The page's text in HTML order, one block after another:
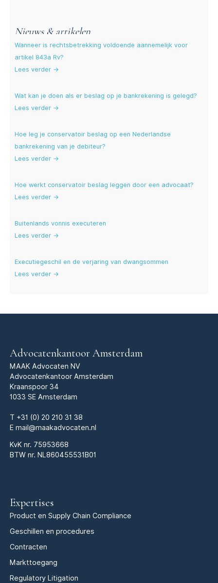
Nieuws & artikelen
Wanneer is rechtsbetrekking voldoende aannemelijk voor
artikel 843a Rv?
Lees verder →
Wat kan je doen als er beslag op je bankrekening is gelegd?
Lees verder →
Hoe leg je conservatoir beslag op een Nederlandse
bankrekening van je debiteur?
Lees verder →
Hoe werkt conservatoir beslag leggen door een advocaat?
Lees verder →
Buitenlands vonnis executeren
Lees verder →
Executiegeschil en de verjaring van dwangsommen
Lees verder →
Advocatenkantoor Amsterdam
MAAK Advocaten NV
Advocatenkantoor Amsterdam
Kraanspoor 34
1033 SE Amsterdam
T +31 (0) 20 210 31 38
E mail@maakadvocaten.nl
KvK nr. 75953668
BTW nr. NL860455531B01
Expertises
Product en Supply Chain Compliance
Geschillen en procedures
Contracten
Markttoegang
Regulatory Litigation